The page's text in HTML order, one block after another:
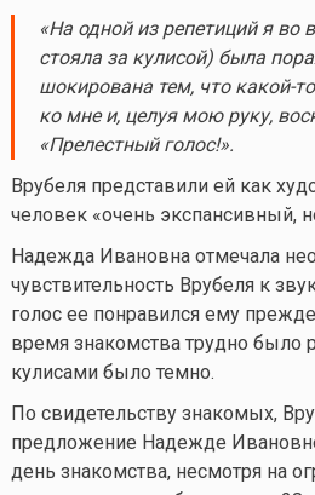
«На одной из репетиций я
стояла за кулисой) была
шокирована тем, что какой-то
ко мне и, целуя мою руку,
«Прелестный голос!».
Врубеля представили ей как
человек «очень экспансивный,
Надежда Ивановна отмечала
чувствительность Врубеля к
голос ее понравился ему
время знакомства трудно было
кулисами было темно.
По свидетельству знакомых,
предложение Надежде
день знакомства, несмотря на